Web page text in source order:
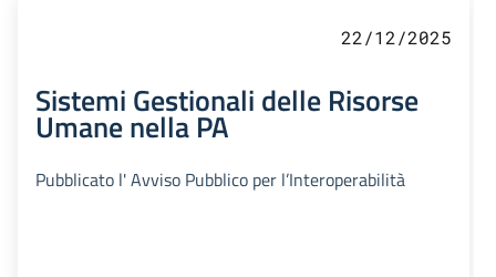
22/12/2025
Sistemi Gestionali delle Risorse
Umane nella PA
Pubblicato l' Avviso Pubblico per l’Interoperabilità